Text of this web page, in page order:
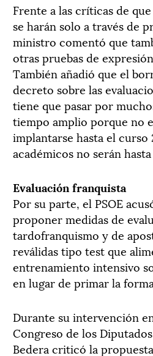
Frente a las críticas de
se harán solo a través de
ministro comentó que
otras pruebas de
También añadió que el
decreto sobre las
tiene que pasar por
tiempo amplio porque no
implantarse hasta el curso
académicos no serán hasta
Evaluación franquista
Por su parte, el PSOE
proponer medidas de
tardofranquismo y de
reválidas tipo test que
entrenamiento intensivo
en lugar de primar la
Durante su intervención
Congreso de los
Bedera criticó la